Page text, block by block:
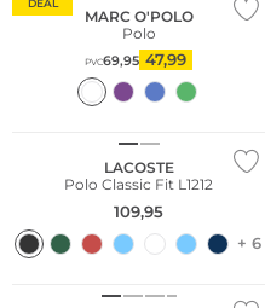
DEAL
MARC O'POLO
Polo
PVC69,95 47,99
LACOSTE
Polo Classic Fit L1212
109,95
+ 6
Taglie grandi